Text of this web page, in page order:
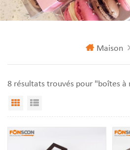
Maison
8 résultats trouvés pour "boîtes à
Vue Grille